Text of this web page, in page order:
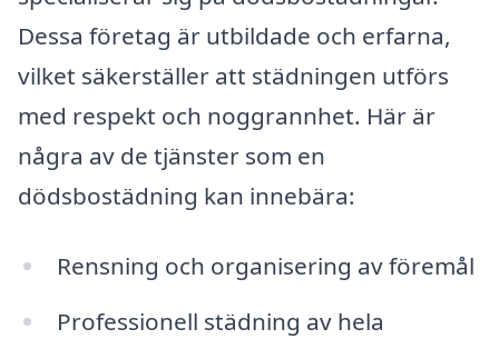
Dessa företag är utbildade och erfarna,
vilket säkerställer att städningen utförs
med respekt och noggrannhet. Här är
några av de tjänster som en
dödsbostädning kan innebära:
Rensning och organisering av föremål
Professionell städning av hela